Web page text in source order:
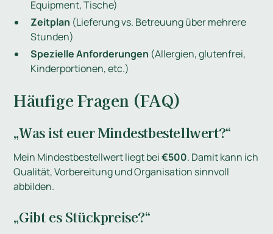
Equipment, Tische)
Zeitplan (Lieferung vs. Betreuung über mehrere
Stunden)
Spezielle Anforderungen (Allergien, glutenfrei,
Kinderportionen, etc.)
Häufige Fragen (FAQ)
„Was ist euer Mindestbestellwert?“
Mein Mindestbestellwert liegt bei€500. Damit kann ich
Qualität, Vorbereitung und Organisation sinnvoll
abbilden.
„Gibt es Stückpreise?“